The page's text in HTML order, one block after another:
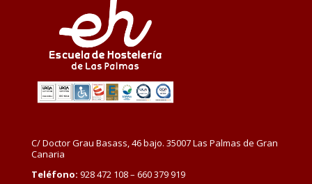
C/ Doctor Grau Basass, 46 bajo. 35007 Las Palmas de Gran
Canaria
Teléfono: 928 472 108 – 660 379 919